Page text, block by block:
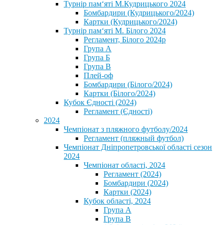
⁨Турнір пам‘яті М.Кудрицького 2024
Бомбардири (Кудрицького/2024)
Картки (Кудрицького/2024)
⁨Турнір пам‘яті М. Білого 2024⁩
Регламент, Білого 2024р
Група А
Група Б
Група В
Плей-оф
Бомбардири (Білого/2024)
Картки (Білого/2024)
Кубок Єдності (2024)
Регламент (Єдності)
2024
Чемпіонат з пляжного футболу/2024
Регламент (пляжный футбол)
Чемпіонат Дніпропетровської області сезон
2024
Чемпіонат області, 2024
Регламент (2024)
Бомбардири (2024)
Картки (2024)
Кубок області, 2024
Група А
Група В